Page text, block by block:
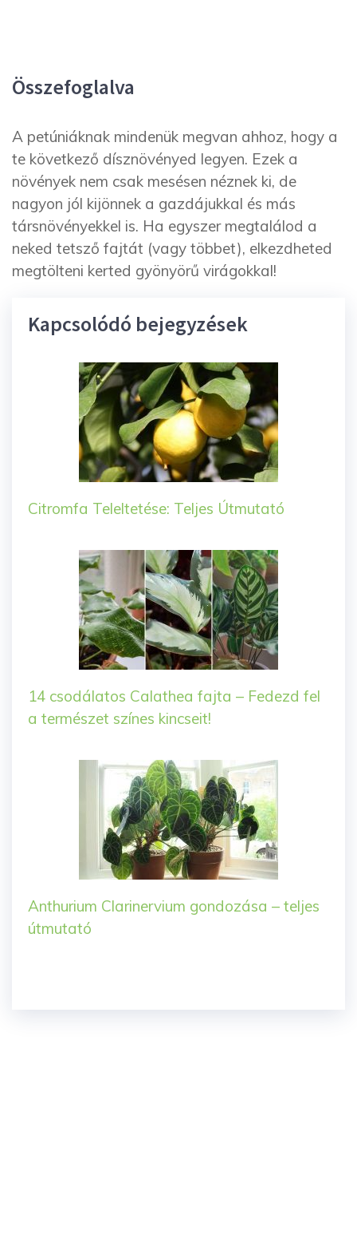
Összefoglalva
A petúniáknak mindenük megvan ahhoz, hogy a
te következő dísznövényed legyen. Ezek a
növények nem csak mesésen néznek ki, de
nagyon jól kijönnek a gazdájukkal és más
társnövényekkel is. Ha egyszer megtalálod a
neked tetsző fajtát (vagy többet), elkezdheted
megtölteni kerted gyönyörű virágokkal!
Kapcsolódó bejegyzések
Citromfa Teleltetése: Teljes Útmutató
14 csodálatos Calathea fajta – Fedezd fel
a természet színes kincseit!
Anthurium Clarinervium gondozása – teljes
útmutató